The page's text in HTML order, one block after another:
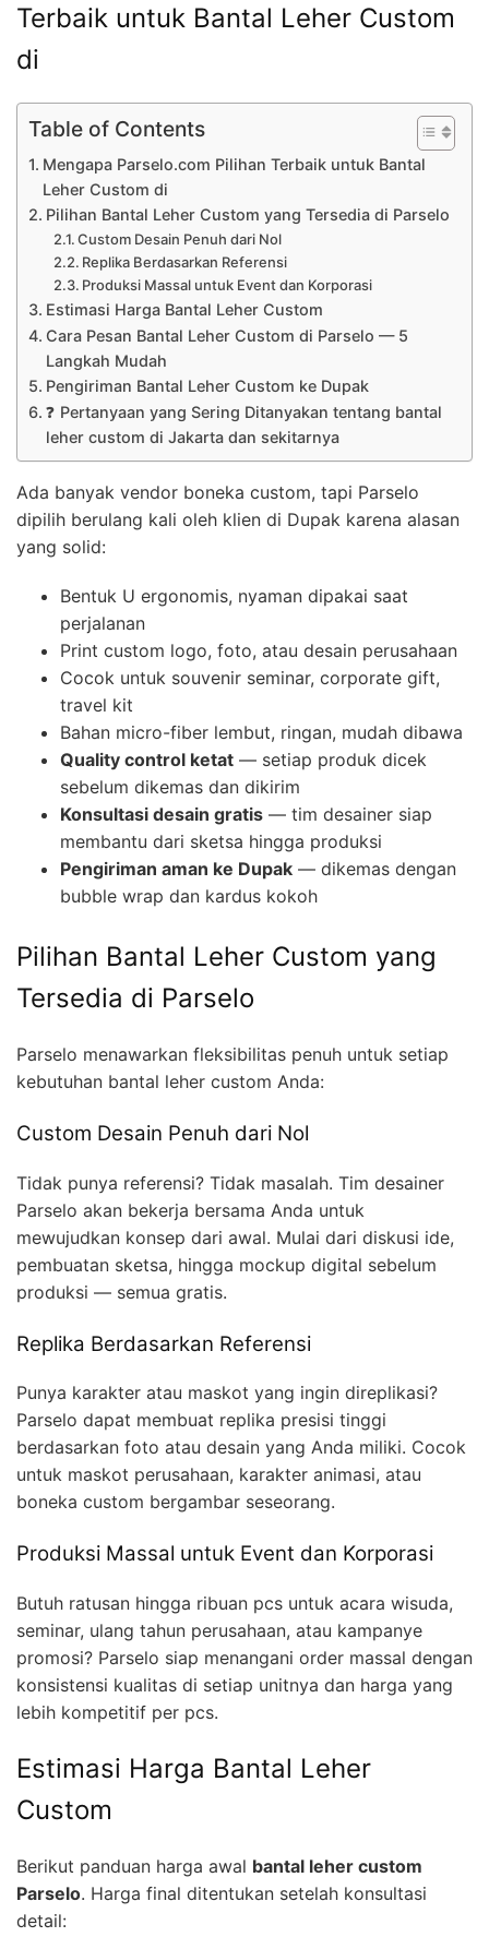
Terbaik untuk Bantal Leher Custom
di
Table of Contents
Mengapa Parselo.com Pilihan Terbaik untuk Bantal
Leher Custom di
Pilihan Bantal Leher Custom yang Tersedia di Parselo
Custom Desain Penuh dari Nol
Replika Berdasarkan Referensi
Produksi Massal untuk Event dan Korporasi
Estimasi Harga Bantal Leher Custom
Cara Pesan Bantal Leher Custom di Parselo — 5
Langkah Mudah
Pengiriman Bantal Leher Custom ke Dupak
❓ Pertanyaan yang Sering Ditanyakan tentang bantal
leher custom di Jakarta dan sekitarnya
Ada banyak vendor boneka custom, tapi Parselo
dipilih berulang kali oleh klien di Dupak karena alasan
yang solid:
Bentuk U ergonomis, nyaman dipakai saat
perjalanan
Print custom logo, foto, atau desain perusahaan
Cocok untuk souvenir seminar, corporate gift,
travel kit
Bahan micro-fiber lembut, ringan, mudah dibawa
Quality control ketat — setiap produk dicek
sebelum dikemas dan dikirim
Konsultasi desain gratis — tim desainer siap
membantu dari sketsa hingga produksi
Pengiriman aman ke Dupak — dikemas dengan
bubble wrap dan kardus kokoh
Pilihan Bantal Leher Custom yang
Tersedia di Parselo
Parselo menawarkan fleksibilitas penuh untuk setiap
kebutuhan bantal leher custom Anda:
Custom Desain Penuh dari Nol
Tidak punya referensi? Tidak masalah. Tim desainer
Parselo akan bekerja bersama Anda untuk
mewujudkan konsep dari awal. Mulai dari diskusi ide,
pembuatan sketsa, hingga mockup digital sebelum
produksi — semua gratis.
Replika Berdasarkan Referensi
Punya karakter atau maskot yang ingin direplikasi?
Parselo dapat membuat replika presisi tinggi
berdasarkan foto atau desain yang Anda miliki. Cocok
untuk maskot perusahaan, karakter animasi, atau
boneka custom bergambar seseorang.
Produksi Massal untuk Event dan Korporasi
Butuh ratusan hingga ribuan pcs untuk acara wisuda,
seminar, ulang tahun perusahaan, atau kampanye
promosi? Parselo siap menangani order massal dengan
konsistensi kualitas di setiap unitnya dan harga yang
lebih kompetitif per pcs.
Estimasi Harga Bantal Leher
Custom
Berikut panduan harga awal bantal leher custom
Parselo. Harga final ditentukan setelah konsultasi
detail: